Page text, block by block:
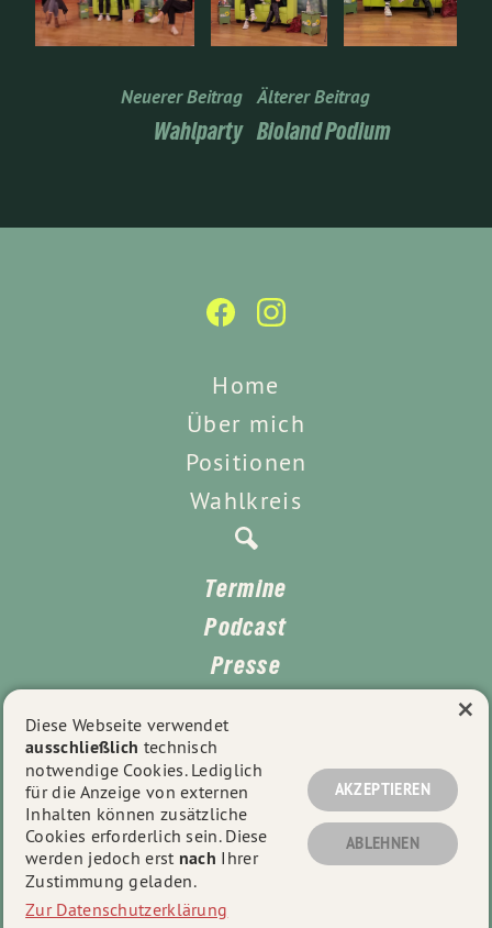
Neuerer Beitrag
Wahlparty
Älterer Beitrag
Bioland Podium
Home
Über mich
Positionen
Wahlkreis
Termine
Podcast
Presse
Impressum
Datenschutz
© 2026Lea Geldner - Alle Rechte vorbehalten.
Diese Webseite verwendet
ausschließlich technisch
notwendige Cookies. Lediglich
für die Anzeige von externen
Inhalten können zusätzliche
Cookies erforderlich sein. Diese
werden jedoch erst nach Ihrer
Zustimmung geladen.
Zur Datenschutzerklärung
AKZEPTIEREN
ABLEHNEN
×